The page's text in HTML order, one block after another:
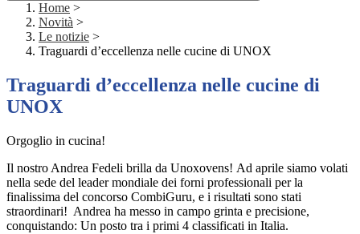
Home >
Novità >
Le notizie >
Traguardi d’eccellenza nelle cucine di UNOX
Traguardi d’eccellenza nelle cucine di
UNOX
Orgoglio in cucina!
Il nostro Andrea Fedeli brilla da Unoxovens! Ad aprile siamo volati
nella sede del leader mondiale dei forni professionali per la
finalissima del concorso CombiGuru, e i risultati sono stati
straordinari! Andrea ha messo in campo grinta e precisione,
conquistando: Un posto tra i primi 4 classificati in Italia.